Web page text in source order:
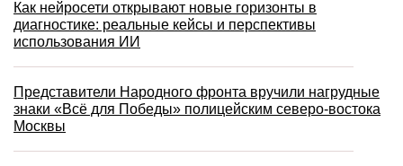
Как нейросети открывают новые горизонты в
диагностике: реальные кейсы и перспективы
использования ИИ
Представители Народного фронта вручили нагрудные
знаки «Всё для Победы» полицейским северо-востока
Москвы